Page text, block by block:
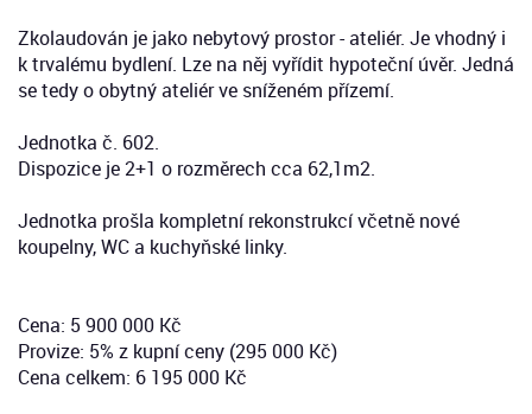
Zkolaudován je jako nebytový prostor - ateliér. Je vhodný i
k trvalému bydlení. Lze na něj vyřídit hypoteční úvěr. Jedná
se tedy o obytný ateliér ve sníženém přízemí.
Jednotka č. 602.
Dispozice je 2+1 o rozměrech cca 62,1m2.
Jednotka prošla kompletní rekonstrukcí včetně nové
koupelny, WC a kuchyňské linky.
Cena: 5 900 000 Kč
Provize: 5% z kupní ceny (295 000 Kč)
Cena celkem: 6 195 000 Kč